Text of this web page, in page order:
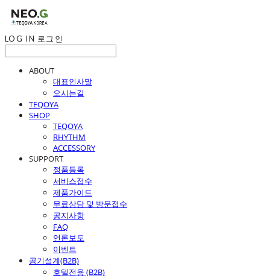
LOG IN 로그인
ABOUT
대표인사말
오시는길
TEQOYA
SHOP
TEQOYA
RHYTHM
ACCESSORY
SUPPORT
정품등록
서비스접수
제품가이드
무료상담 및 방문접수
공지사항
FAQ
언론보도
이벤트
공기설계(B2B)
호텔전용 (B2B)